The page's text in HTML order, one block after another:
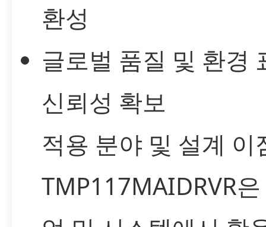
환성
글로벌 품질 및 환경
신뢰성 확보
적용 분야 및 설계 이
TMP117MAIDRVR